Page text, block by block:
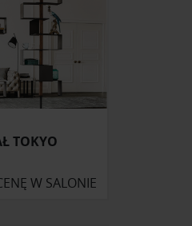
TOKYO
W SALONIE